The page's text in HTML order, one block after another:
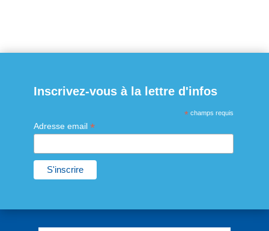
Inscrivez-vous à la lettre d'infos
* champs requis
Adresse email *